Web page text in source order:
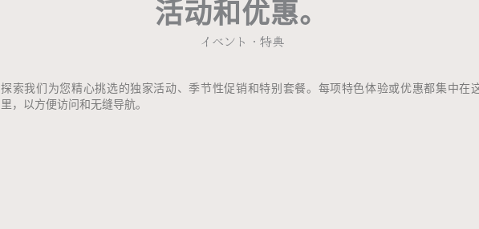
活动和优惠。
イベント・特典
探索我们为您精心挑选的独家活动、季节性促销和特别套餐。每项特色体验或优惠都集中在
里，以方便访问和无缝导航。